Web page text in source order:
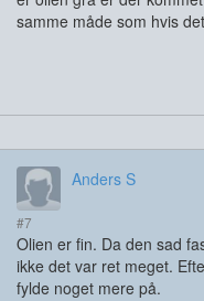
samme måde som hvis
Anders S
#7
Olien er fin. Da den sad
ikke det var ret meget.
fylde noget mere på.